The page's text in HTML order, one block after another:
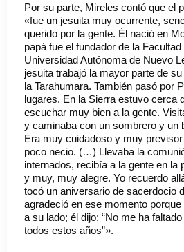
Por su parte, Mireles contó que el
«fue un jesuita muy ocurrente,
querido por la gente. Él nació en
papá fue el fundador de la
Universidad Autónoma de Nuevo
jesuita trabajó la mayor parte de
la Tarahumara. También pasó por
lugares. En la Sierra estuvo cerca
escuchar muy bien a la gente.
y caminaba con un sombrero y un
Era muy cuidadoso y muy
poco necio. (…) Llevaba la
internados, recibía a la gente en la
y muy, muy alegre. Yo recuerdo
tocó un aniversario de sacerdocio
agradeció en ese momento
a su lado; él dijo: “No me ha
todos estos años”».